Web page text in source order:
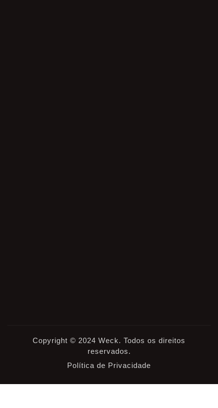
Copyright © 2024 Weck. Todos os direitos
reservados.
Política de Privacidade